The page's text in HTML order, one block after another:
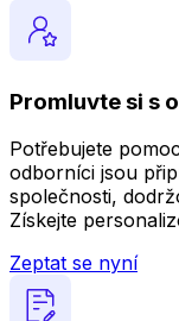
Promluvte si s
Potřebujete
odborníci jsou
společnosti,
Získejte
Zeptat se nyní